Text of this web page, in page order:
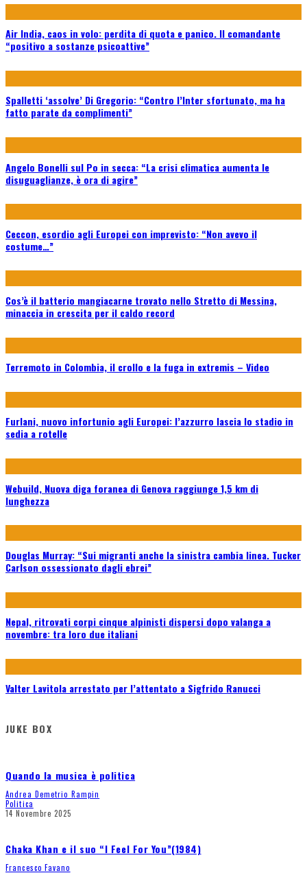
Air India, caos in volo: perdita di quota e panico. Il comandante
“positivo a sostanze psicoattive”
Spalletti ‘assolve’ Di Gregorio: “Contro l’Inter sfortunato, ma ha
fatto parate da complimenti”
Angelo Bonelli sul Po in secca: “La crisi climatica aumenta le
disuguaglianze, è ora di agire”
Ceccon, esordio agli Europei con imprevisto: “Non avevo il
costume…”
Cos’è il batterio mangiacarne trovato nello Stretto di Messina,
minaccia in crescita per il caldo record
Terremoto in Colombia, il crollo e la fuga in extremis – Video
Furlani, nuovo infortunio agli Europei: l’azzurro lascia lo stadio in
sedia a rotelle
Webuild, Nuova diga foranea di Genova raggiunge 1,5 km di
lunghezza
Douglas Murray: “Sui migranti anche la sinistra cambia linea. Tucker
Carlson ossessionato dagli ebrei”
Nepal, ritrovati corpi cinque alpinisti dispersi dopo valanga a
novembre: tra loro due italiani
Valter Lavitola arrestato per l’attentato a Sigfrido Ranucci
JUKE BOX
Quando la musica è politica
Andrea Demetrio Rampin
Politica
14 Novembre 2025
Chaka Khan e il suo “I Feel For You”(1984)
Francesco Favano